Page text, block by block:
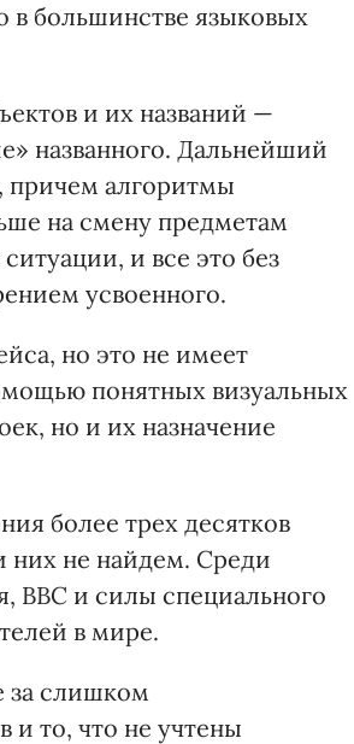
в большинстве языковых
и их названий —
названного. Дальнейший
причем алгоритмы
на смену предметам
и все это без
усвоенного.
но это не имеет
понятных визуальных
но и их назначение
более трех десятков
них не найдем. Среди
ВВС и силы специального
в мире.
за слишком
то, что не учтены